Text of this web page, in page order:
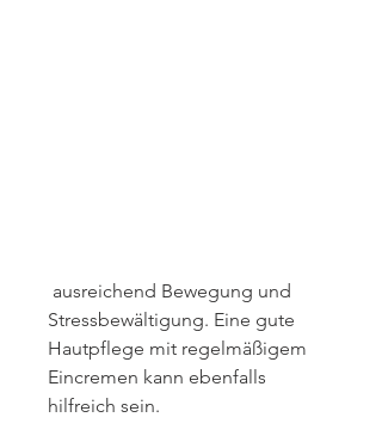
Stressbewältigung. Eine gute
Hautpflege mit regelmäßigem
Eincremen kann ebenfalls
hilfreich sein.